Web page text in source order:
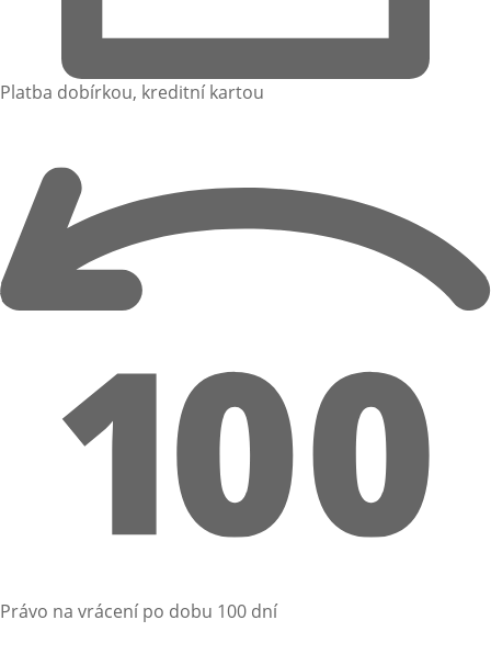
Platba dobírkou, kreditní kartou
Právo na vrácení po dobu 100 dní